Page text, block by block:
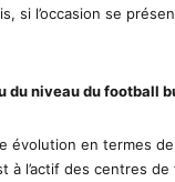
si l’occasion se
du niveau du football
évolution en termes
à l’actif des centres